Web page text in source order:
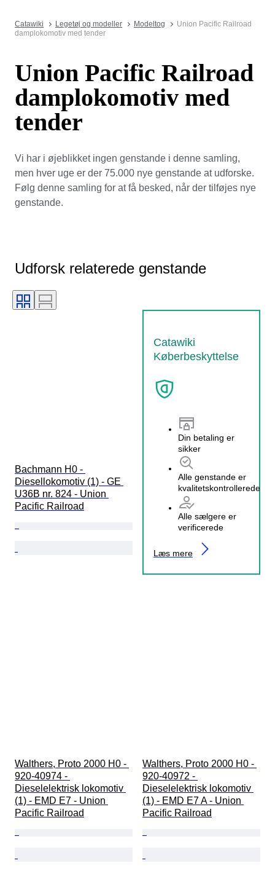
Catawiki Legetøj og modeller Modeltog
Union Pacific Railroad
damplokomotiv med tender
Union Pacific Railroad
damplokomotiv med
tender
Vi har i øjeblikket ingen genstande i denne samling,
men hver uge er der 75.000 nye genstande at udforske.
Følg denne samling for at få besked, når der tilføjes nye
genstande.
Udforsk relaterede genstande
Catawiki
Køberbeskyttelse
Din betaling er
sikker
Alle genstande er
kvalitetskontrollerede
Alle sælgere er
verificerede
Læs mere
Bachmann H0 -
Diesellokomotiv (1) - GE
U36B nr. 824 - Union
Pacific Railroad
Walthers, Proto 2000 H0 -
920-40974 -
Dieselelektrisk lokomotiv
(1) - EMD E7 - Union
Pacific Railroad
Walthers, Proto 2000 H0 -
920-40972 -
Dieselelektrisk lokomotiv
(1) - EMD E7 A - Union
Pacific Railroad